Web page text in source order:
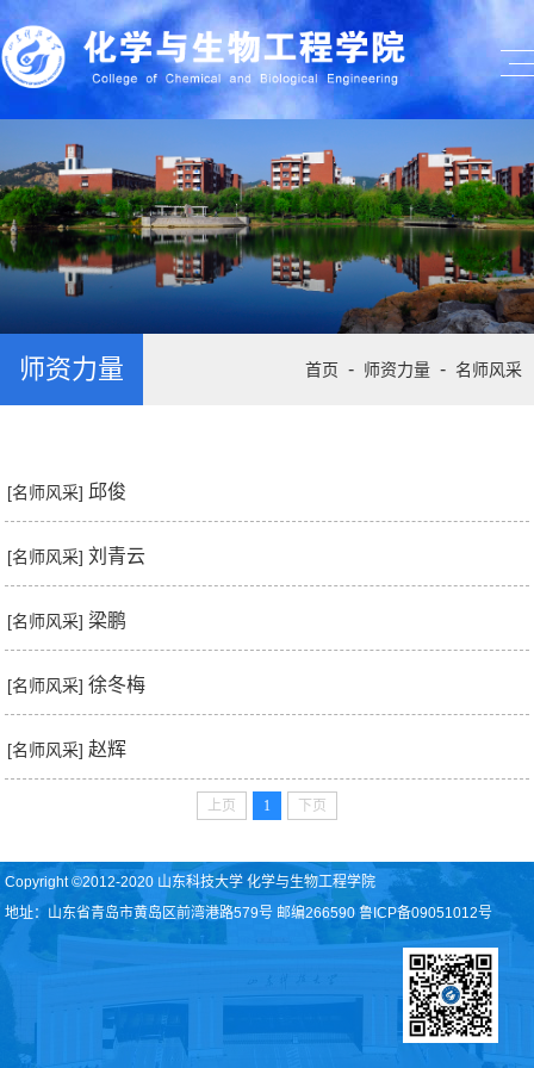
师资力量 首页 - 师资力量 - 名师风采
[名师风采]邱俊
[名师风采]刘青云
[名师风采] 梁鹏
[名师风采]徐冬梅
[名师风采]赵辉
上页 1 下页
Copyright ©2012-2020 山东科技大学 化学与生物工程学院
地址：山东省青岛市黄岛区前湾港路579号 邮编266590 鲁ICP备09051012号